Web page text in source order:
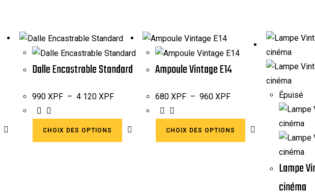
Dalle Encastrable Standard
990 XPF – 4 120 XPF
CHOIX DES OPTIONS
Ampoule Vintage E14
680 XPF – 960 XPF
CHOIX DES OPTIONS
Épuisé
Lampe
cinéma